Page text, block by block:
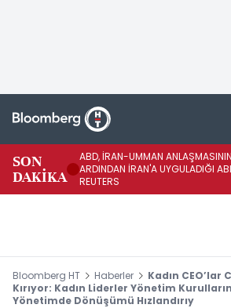
SON
DAKİKA
ABD, İRAN-UMMAN
ARDINDAN İRAN'A UYGULADIĞI
REUTERS
Bloomberg HT Haberler
Kadın CEO’lar
Kırıyor: Kadın Liderler Yönetim
Yönetimde Dönüşümü Hızlandırıy